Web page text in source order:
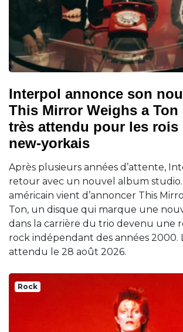
Interpol annonce son
This Mirror Weighs a
très attendu pour les rois
new-yorkais
Après plusieurs années d’attente,
retour avec un nouvel album
américain vient d’annoncer This
Ton, un disque qui marque une
dans la carrière du trio devenu une
rock indépendant des années 2000.
attendu le 28 août 2026.
Rock